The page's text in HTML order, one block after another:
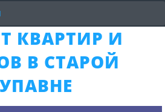
КВАРТИР И
В СТАРОЙ